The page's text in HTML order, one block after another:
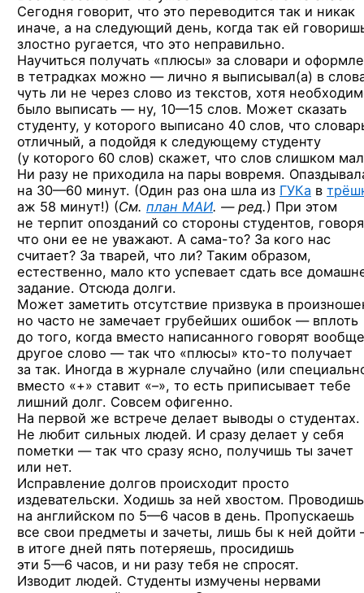
Сегодня говорит, что это переводится так и никак
иначе, а на следующий день, когда так ей
злостно ругается, что это неправильно.
Научиться получать «плюсы» за словари и
в тетрадках можно — лично я выписывал(а) в
чуть ли не через слово из текстов, хотя
было выписать — ну, 10—15 слов. Может сказать
студенту, у которого выписано 40 слов, что
отличный, а подойдя к следующему студенту
(у которого 60 слов) скажет, что слов слишком
Ни разу не приходила на пары вовремя.
на 30—60 минут. (Один раз она шла из ГУКа в
аж 58 минут!) (См. план МАИ. — ред.) При этом
не терпит опозданий со стороны студентов,
что они ее не уважают. А сама-то? За кого нас
считает? За тварей, что ли? Таким образом,
естественно, мало кто успевает сдать все
задание. Отсюда долги.
Может заметить отсутствие призвука в
но часто не замечает грубейших ошибок — вплоть
до того, когда вместо написанного говорят вообще
другое слово — так что «плюсы» кто-то получает
за так. Иногда в журнале случайно (или
вместо «+» ставит «–», то есть приписывает тебе
лишний долг. Совсем офигенно.
На первой же встрече делает выводы о студентах.
Не любит сильных людей. И сразу делает у себя
пометки — так что сразу ясно, получишь ты зачет
или нет.
Исправление долгов происходит просто
издевательски. Ходишь за ней хвостом. Проводишь
на английском по 5—6 часов в день. Пропускаешь
все свои предметы и зачеты, лишь бы к ней дойти
в итоге дней пять потеряешь, просидишь
эти 5—6 часов, и ни разу тебя не спросят.
Изводит людей. Студенты измучены нервами